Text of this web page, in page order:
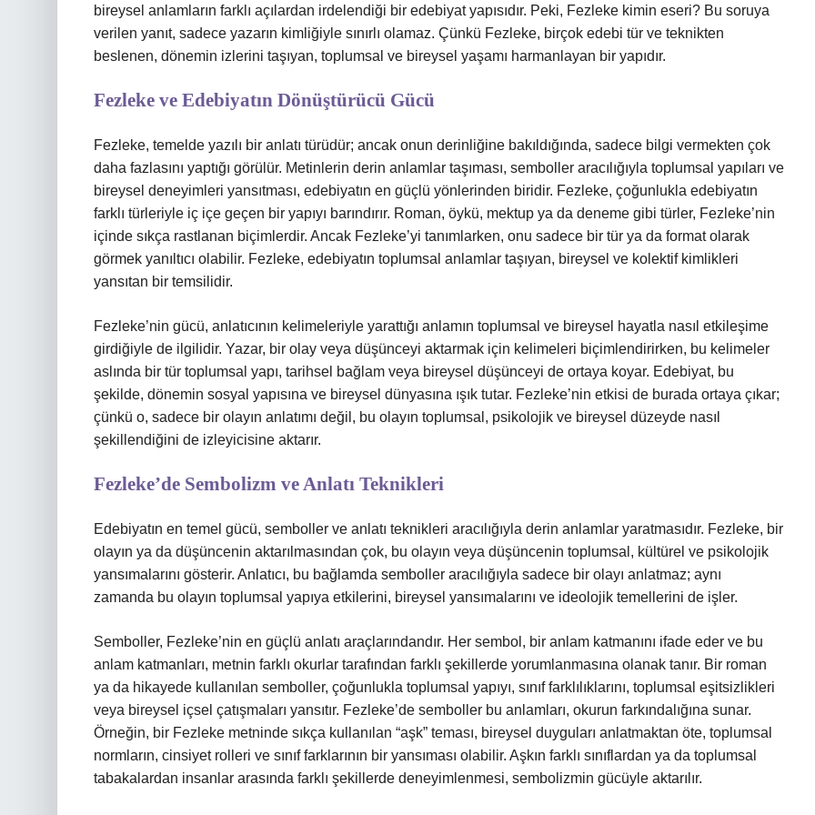
bireysel anlamların farklı açılardan irdelendiği bir edebiyat yapısıdır. Peki, Fezleke kimin eseri? Bu soruya
verilen yanıt, sadece yazarın kimliğiyle sınırlı olamaz. Çünkü Fezleke, birçok edebi tür ve teknikten
beslenen, dönemin izlerini taşıyan, toplumsal ve bireysel yaşamı harmanlayan bir yapıdır.
Fezleke ve Edebiyatın Dönüştürücü Gücü
Fezleke, temelde yazılı bir anlatı türüdür; ancak onun derinliğine bakıldığında, sadece bilgi vermekten çok
daha fazlasını yaptığı görülür. Metinlerin derin anlamlar taşıması, semboller aracılığıyla toplumsal yapıları ve
bireysel deneyimleri yansıtması, edebiyatın en güçlü yönlerinden biridir. Fezleke, çoğunlukla edebiyatın
farklı türleriyle iç içe geçen bir yapıyı barındırır. Roman, öykü, mektup ya da deneme gibi türler, Fezleke’nin
içinde sıkça rastlanan biçimlerdir. Ancak Fezleke’yi tanımlarken, onu sadece bir tür ya da format olarak
görmek yanıltıcı olabilir. Fezleke, edebiyatın toplumsal anlamlar taşıyan, bireysel ve kolektif kimlikleri
yansıtan bir temsilidir.
Fezleke’nin gücü, anlatıcının kelimeleriyle yarattığı anlamın toplumsal ve bireysel hayatla nasıl etkileşime
girdiğiyle de ilgilidir. Yazar, bir olay veya düşünceyi aktarmak için kelimeleri biçimlendirirken, bu kelimeler
aslında bir tür toplumsal yapı, tarihsel bağlam veya bireysel düşünceyi de ortaya koyar. Edebiyat, bu
şekilde, dönemin sosyal yapısına ve bireysel dünyasına ışık tutar. Fezleke’nin etkisi de burada ortaya çıkar;
çünkü o, sadece bir olayın anlatımı değil, bu olayın toplumsal, psikolojik ve bireysel düzeyde nasıl
şekillendiğini de izleyicisine aktarır.
Fezleke’de Sembolizm ve Anlatı Teknikleri
Edebiyatın en temel gücü, semboller ve anlatı teknikleri aracılığıyla derin anlamlar yaratmasıdır. Fezleke, bir
olayın ya da düşüncenin aktarılmasından çok, bu olayın veya düşüncenin toplumsal, kültürel ve psikolojik
yansımalarını gösterir. Anlatıcı, bu bağlamda semboller aracılığıyla sadece bir olayı anlatmaz; aynı
zamanda bu olayın toplumsal yapıya etkilerini, bireysel yansımalarını ve ideolojik temellerini de işler.
Semboller, Fezleke’nin en güçlü anlatı araçlarındandır. Her sembol, bir anlam katmanını ifade eder ve bu
anlam katmanları, metnin farklı okurlar tarafından farklı şekillerde yorumlanmasına olanak tanır. Bir roman
ya da hikayede kullanılan semboller, çoğunlukla toplumsal yapıyı, sınıf farklılıklarını, toplumsal eşitsizlikleri
veya bireysel içsel çatışmaları yansıtır. Fezleke’de semboller bu anlamları, okurun farkındalığına sunar.
Örneğin, bir Fezleke metninde sıkça kullanılan “aşk” teması, bireysel duyguları anlatmaktan öte, toplumsal
normların, cinsiyet rolleri ve sınıf farklarının bir yansıması olabilir. Aşkın farklı sınıflardan ya da toplumsal
tabakalardan insanlar arasında farklı şekillerde deneyimlenmesi, sembolizmin gücüyle aktarılır.